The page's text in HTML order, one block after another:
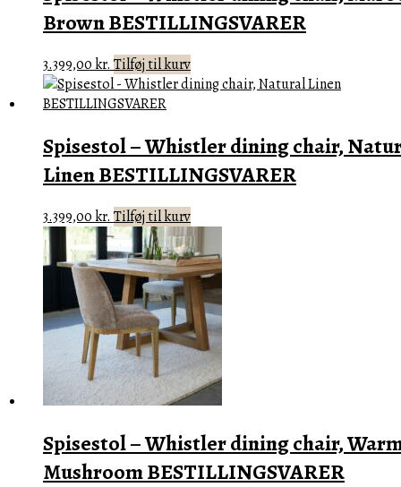
Brown BESTILLINGSVARER
3.399,00kr. Tilføj til kurv
Spisestol – Whistler dining chair,
Linen BESTILLINGSVARER
3.399,00kr. Tilføj til kurv
Spisestol – Whistler dining chair,
Mushroom BESTILLINGSVARER